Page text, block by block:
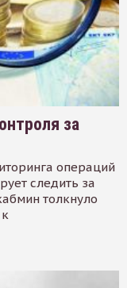
за
операций
следить за
толкнуло